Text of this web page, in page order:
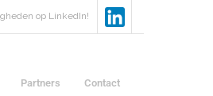
op LinkedIn!
Partners Contact